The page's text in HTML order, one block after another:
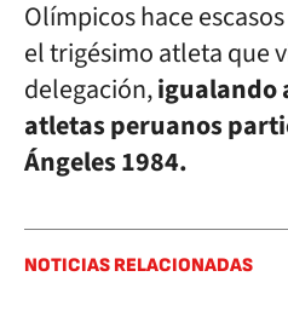
Olímpicos hace
el trigésimo atleta que
delegación,igualando
atletas peruanos
Ángeles 1984.
NOTICIAS RELACIONADAS